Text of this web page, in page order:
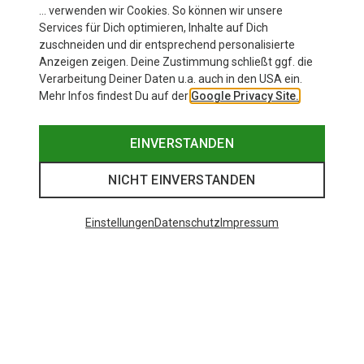
… verwenden wir Cookies. So können wir unsere
Services für Dich optimieren, Inhalte auf Dich
zuschneiden und dir entsprechend personalisierte
Anzeigen zeigen. Deine Zustimmung schließt ggf. die
Verarbeitung Deiner Daten u.a. auch in den USA ein.
Mehr Infos findest Du auf der Google Privacy Site.
EINVERSTANDEN
NICHT EINVERSTANDEN
EinstellungenDatenschutz Impressum